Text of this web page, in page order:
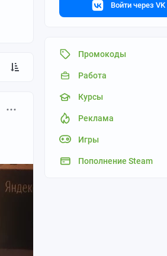
Войти через VK
Промокоды
Работа
Курсы
Реклама
Игры
Пополнение Steam